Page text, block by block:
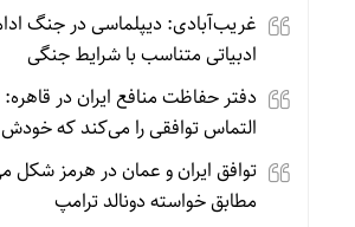
غریب‌آبادی: دیپلماسی در جنگ
ادبیاتی متناسب با شرایط جنگی
دفتر حفاظت منافع ایران در
التماس توافقی را می‌کند که خودش
توافق ایران و عمان در هرمز شکل
مطابق خواسته دونالد ترامپ